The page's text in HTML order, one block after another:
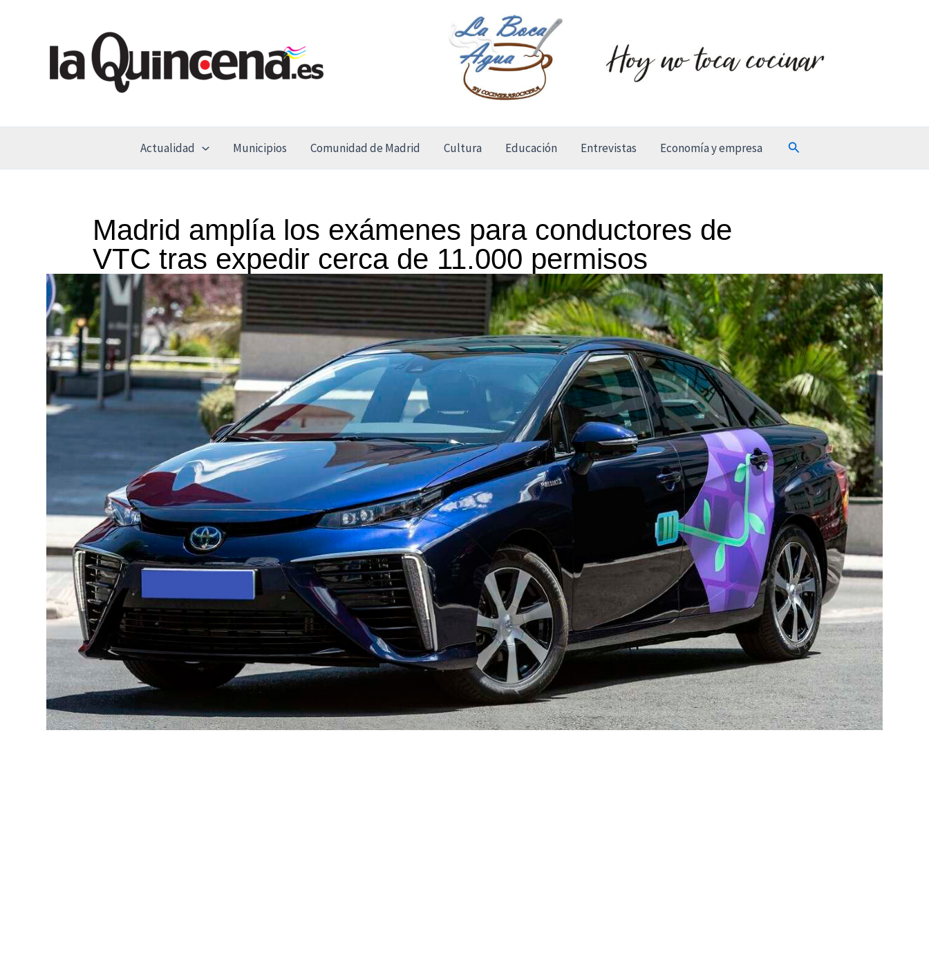
contenido
Actualidad Municipios Comunidad de Madrid Cultura Educación Entrevistas Economía y empresa Buscar
Madrid amplía los exámenes para conductores de
VTC tras expedir cerca de 11.000 permisos